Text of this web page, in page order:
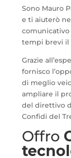
Sono Mauro
e ti aiuterò
tempi brevi il
Grazie
fornisco
di meglio
ampliare il
del direttivo
Confidi del
Offro